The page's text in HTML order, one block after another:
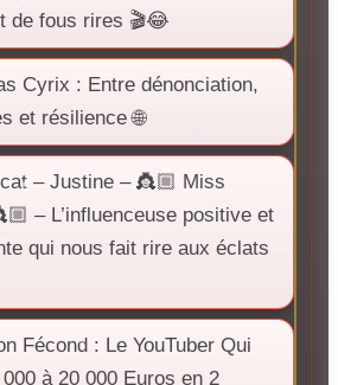
de fous rires 🎬😂
Cyrix : Entre dénonciation,
et résilience 🌐
– Justine – 👸🏼 Miss
– L’influenceuse positive et
qui nous fait rire aux éclats
Fécond : Le YouTuber Qui
à 20 000 Euros en 2